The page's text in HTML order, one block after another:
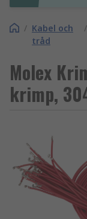
/ Kabel och
tråd
/
Molex
krimp,